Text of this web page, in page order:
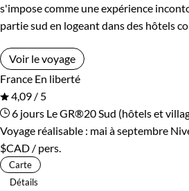
s'impose comme une expérience
partie sud en logeant dans des hôtels
Voir le voyage
France En liberté
4,09 / 5
6 jours Le GR®20 Sud (hôtels et
Voyage réalisable : mai à septembre
$CAD / pers.
Carte
Détails